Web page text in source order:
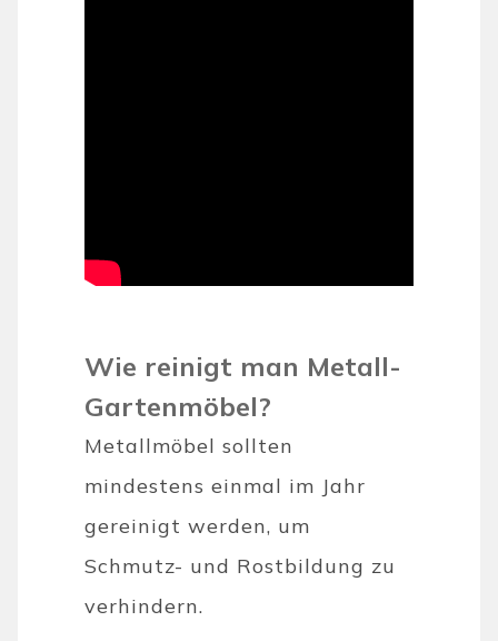
Wie reinigt man Metall-
Gartenmöbel?
Metallmöbel sollten
mindestens einmal im Jahr
gereinigt werden, um
Schmutz- und Rostbildung zu
verhindern.